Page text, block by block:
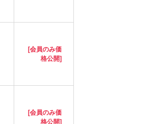
[会員のみ価
格公開]
[会員のみ価
格公開]